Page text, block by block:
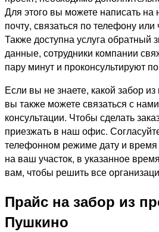
Для этого вы можете написать на
почту, связаться по телефону
Также доступна услуга обратный
данные, сотрудники компании
пару минут и проконсультируют
Если вы не знаете, какой забор
вы также можете связаться с
консультации. Чтобы сделать
приезжать в наш офис.
телефонном режиме дату и
на ваш участок, в указанное
вам, чтобы решить все
Прайс на забор из
Пушкино